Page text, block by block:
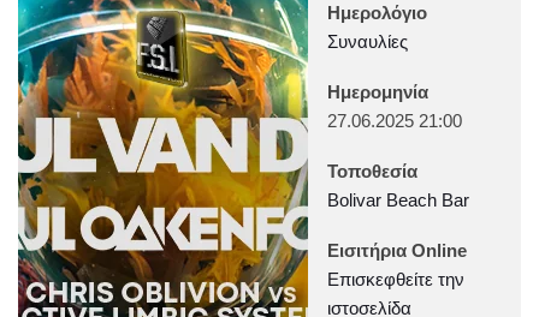
Ημερολόγιο
Συναυλίες
Ημερομηνία
27.06.2025 21:00
Τοποθεσία
Bolivar Beach Bar
Εισιτήρια Online
Επισκεφθείτε την
ιστοσελίδα